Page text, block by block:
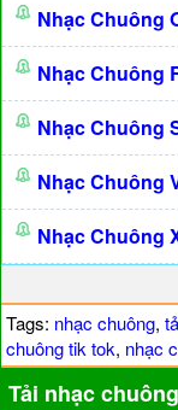
Nhạc Chuông
Nhạc Chuông
Nhạc Chuông
Nhạc Chuông
Nhạc Chuông
Tags: nhạc chuông,
chuông tik tok, nhạc
Tải nhạc